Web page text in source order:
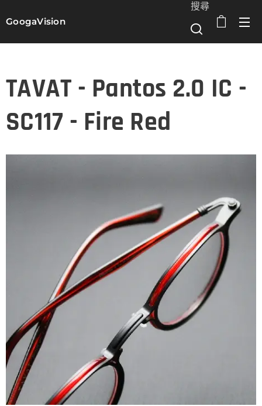
GoogaVision
搜尋
TAVAT - Pantos 2.0 IC -
SC117 - Fire Red